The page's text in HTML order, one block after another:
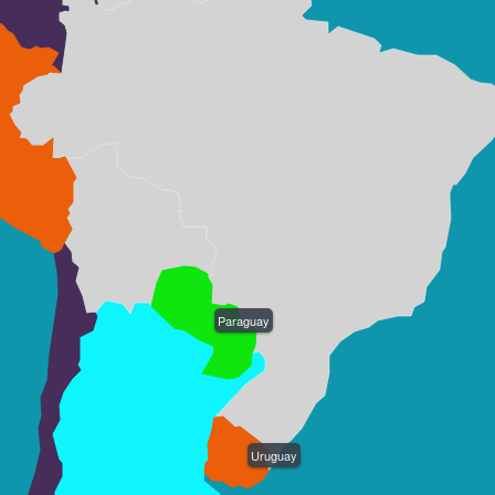
Paraguay
Uruguay